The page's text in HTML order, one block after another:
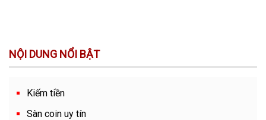
NỘI DUNG NỔI BẬT
Kiếm tiền
Sàn coin uy tín